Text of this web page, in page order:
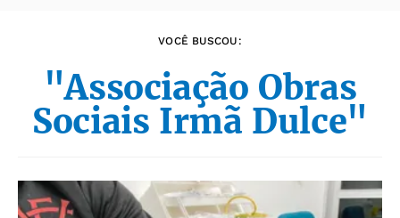
VOCÊ BUSCOU:
"Associação Obras
Sociais Irmã Dulce"